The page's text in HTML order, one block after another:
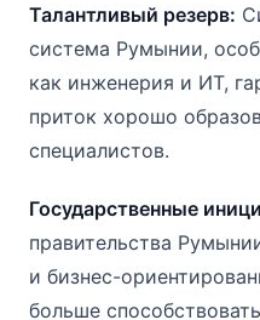
Талантливый резерв:
система Румынии,
как инженерия и ИТ,
приток хорошо
специалистов.
Государственные
правительства
и бизнес-
больше